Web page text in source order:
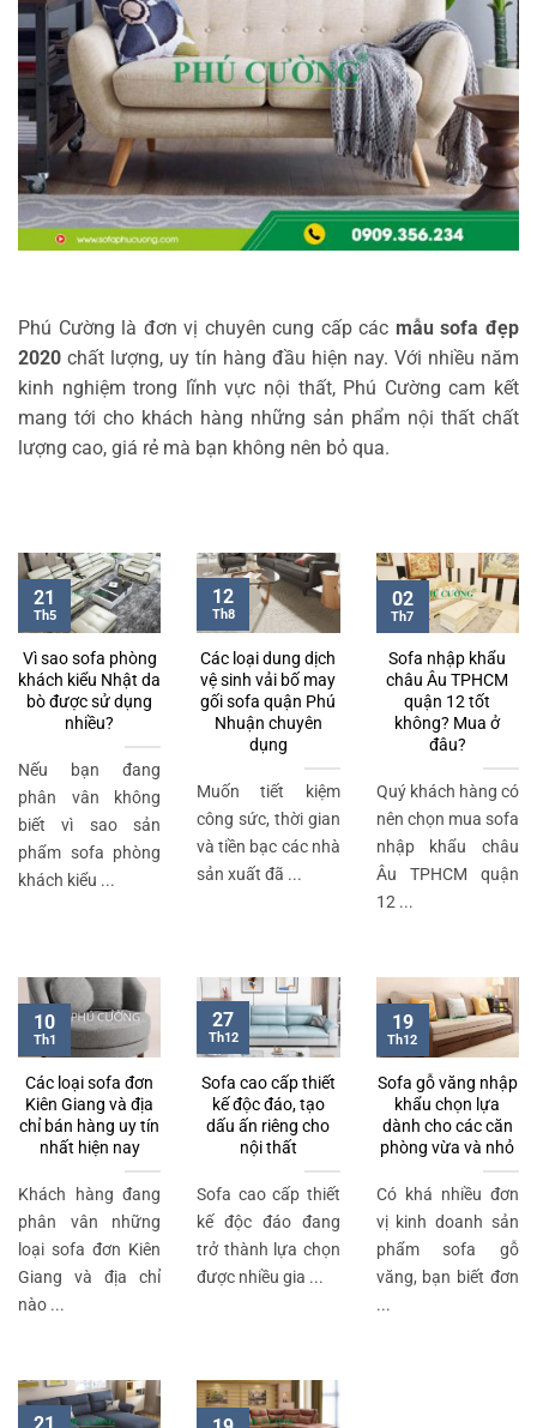
Phú Cường là đơn vị chuyên cung cấp các mẫu sofa đẹp
2020 chất lượng, uy tín hàng đầu hiện nay. Với nhiều năm
kinh nghiệm trong lĩnh vực nội thất, Phú Cường cam kết
mang tới cho khách hàng những sản phẩm nội thất chất
lượng cao, giá rẻ mà bạn không nên bỏ qua.
Vì sao sofa phòng
khách kiểu Nhật da
bò được sử dụng
nhiều?
Nếu bạn đang
phân vân không
biết vì sao sản
phẩm sofa phòng
khách kiểu ...
21
Th5
Các loại dung dịch
vệ sinh vải bố may
gối sofa quận Phú
Nhuận chuyên
dụng
Muốn tiết kiệm
công sức, thời gian
và tiền bạc các nhà
sản xuất đã ...
12
Th8
Sofa nhập khẩu
châu Âu TPHCM
quận 12 tốt
không? Mua ở
đâu?
Quý khách hàng có
nên chọn mua sofa
nhập khẩu châu
Âu TPHCM quận
12 ...
02
Th7
Các loại sofa đơn
Kiên Giang và địa
chỉ bán hàng uy tín
nhất hiện nay
Khách hàng đang
phân vân những
loại sofa đơn Kiên
Giang và địa chỉ
nào ...
10
Th1
Sofa cao cấp thiết
kế độc đáo, tạo
dấu ấn riêng cho
nội thất
Sofa cao cấp thiết
kế độc đáo đang
trở thành lựa chọn
được nhiều gia ...
27
Th12
Sofa gỗ văng nhập
khẩu chọn lựa
dành cho các căn
phòng vừa và nhỏ
Có khá nhiều đơn
vị kinh doanh sản
phẩm sofa gỗ
văng, bạn biết đơn
...
19
Th12
21